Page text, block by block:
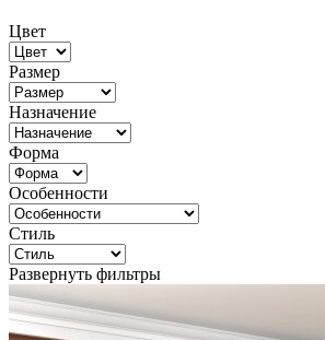
Цвет
Размер
Назначение
Форма
Особенности
Стиль
Развернуть фильтры